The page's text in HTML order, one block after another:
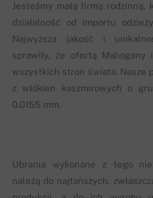
Jesteśmy małą firmą rodzinną,
działalność od importu
Najwyższa jakość i
sprawiły, że ofertą
wszystkich stron świata. Nasze
z włókien kaszmirowych o
0.0155 mm.
Ubrania wykonane z tego
należą do najtańszych,